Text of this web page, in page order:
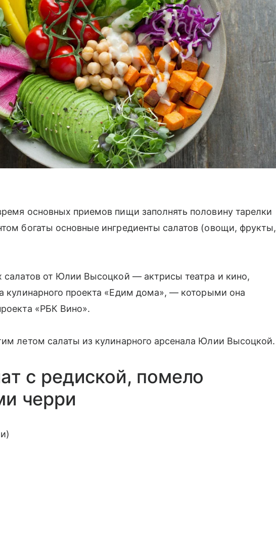
основных приемов пищи заполнять половину тарелки
богаты основные ингредиенты салатов (овощи, фрукты,
салатов от Юлии Высоцкой — актрисы театра и кино,
кулинарного проекта «Едим дома», — которыми она
«РБК Вино».
летом салаты из кулинарного арсенала Юлии Высоцкой.
с редиской, помело
черри